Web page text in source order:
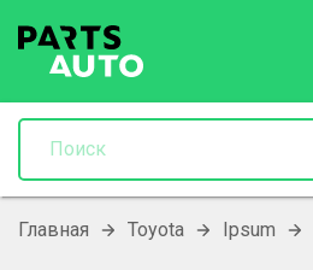
Главная Toyota Ipsum